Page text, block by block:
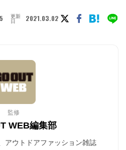
更新
日 2021.03.02
監修
WEB編集部
アウトドアファッション雑誌